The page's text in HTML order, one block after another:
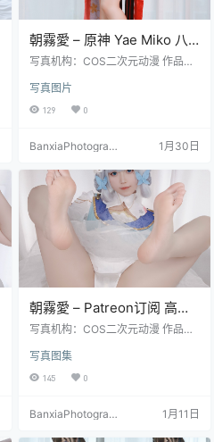
朝霧愛 – 原神 Yae Miko 八
重神子 Cosplay 高清写真
写真机构：COS二次元动漫 作品名
人物名称：朝霧愛（Asagiriai） 图
片数量：35张 资源大小：452.8MB
写真图片
129 0
BanxiaPhotograp
1月30日
朝霧愛 – Patreon订阅 高清
写真合集（48P-264M）官
写真机构：COS二次元动漫 作品名
霧愛（Asagiriai） 图片数量：48张
资源大小：264MB
写真图集
145 0
BanxiaPhotograp
1月11日